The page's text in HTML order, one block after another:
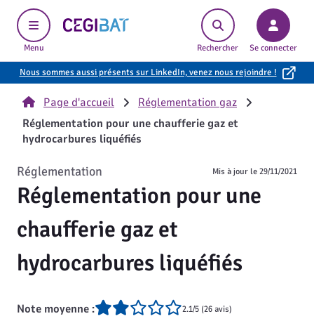
Menu
Cegibat, accueil
Rechercher Se connecter
Nous sommes aussi présents sur LinkedIn, venez nous rejoindre !
Page d'accueil
Réglementation gaz
Réglementation pour une chaufferie gaz et
hydrocarbures liquéfiés
Réglementation pour une
chaufferie gaz et
hydrocarbures liquéfiés
Réglementation Mis à jour le29/11/2021
Note moyenne : 2.1/5 (26 avis)